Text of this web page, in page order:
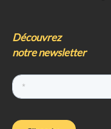
Découvrez
notre newsletter